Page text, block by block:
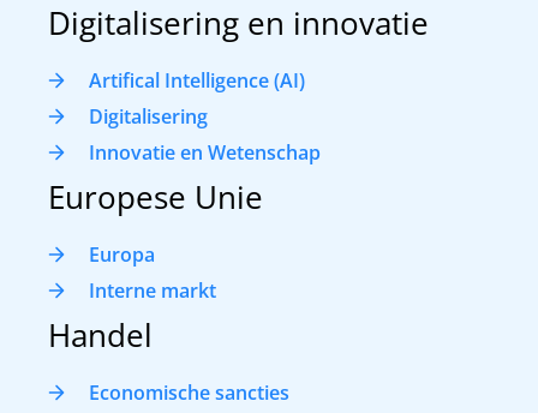
Digitalisering en innovatie
Artifical Intelligence (AI)
Digitalisering
Innovatie en Wetenschap
Europese Unie
Europa
Interne markt
Handel
Economische sancties